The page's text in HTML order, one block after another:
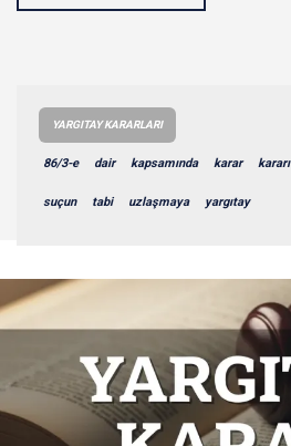
YARGITAY KARARLARI
86/3-e dair kapsamında karar kararı
suçun tabi uzlaşmaya yargıtay